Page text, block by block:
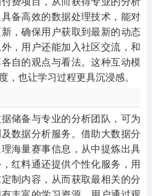
备高效的数据处理技术，能对
，确保用户获取到最新的动态
，用户还能加入社区交流，和
自的观点与看法。这种互动模
，也让学习过程更具沉浸感。
储备与专业的分析团队，可为
数据分析服务。借助大数据分
海量赛事信息，从中提炼出具
红料通还提供个性化服务，用
制内容，从而获取最相关的分